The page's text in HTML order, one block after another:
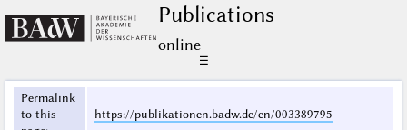
Publications
online
☰
Permalink
to this
https://publikationen.badw.de/en/003389795